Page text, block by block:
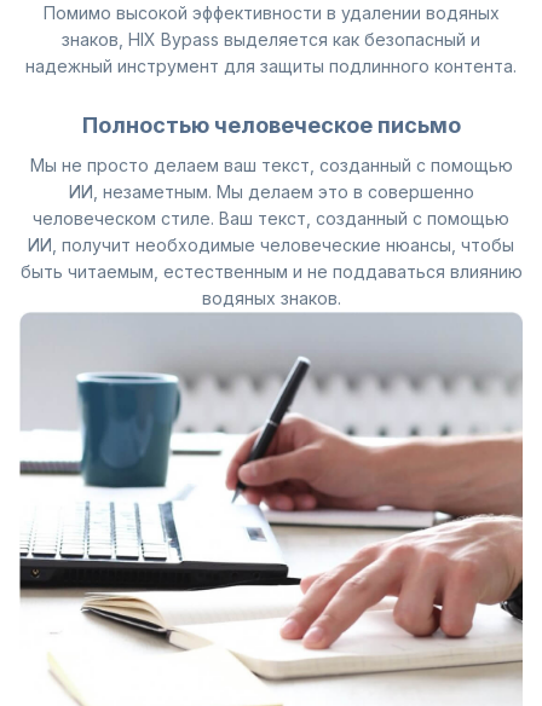
Помимо высокой эффективности в удалении водяных
знаков, HIX Bypass выделяется как безопасный и
надежный инструмент для защиты подлинного контента.
Полностью человеческое письмо
Мы не просто делаем ваш текст, созданный с помощью
ИИ, незаметным. Мы делаем это в совершенно
человеческом стиле. Ваш текст, созданный с помощью
ИИ, получит необходимые человеческие нюансы, чтобы
быть читаемым, естественным и не поддаваться влиянию
водяных знаков.